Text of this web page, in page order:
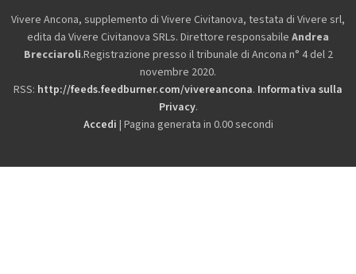
Vivere Ancona, supplemento di Vivere Civitanova, testata di Vivere srl,
edita da Vivere Civitanova SRLs. Direttore responsabile Andrea
Brecciaroli.Registrazione presso il tribunale di Ancona n° 4 del 2
novembre 2020.
RSS: http://feeds.feedburner.com/vivereancona. Informativa sulla
Privacy.
Accedi | Pagina generata in 0.00 secondi